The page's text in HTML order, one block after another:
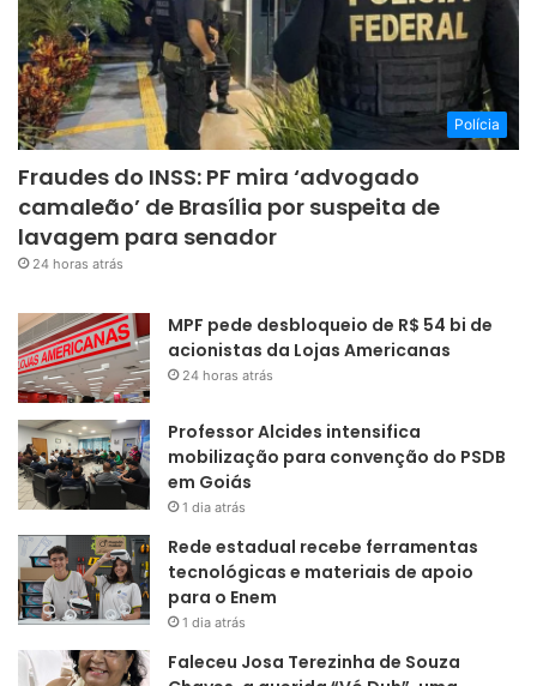
Polícia
Fraudes do INSS: PF mira ‘advogado
camaleão’ de Brasília por suspeita de
lavagem para senador
24 horas atrás
MPF pede desbloqueio de R$ 54 bi de
acionistas da Lojas Americanas
24 horas atrás
Professor Alcides intensifica
mobilização para convenção do PSDB
em Goiás
1 dia atrás
Rede estadual recebe ferramentas
tecnológicas e materiais de apoio
para o Enem
1 dia atrás
Faleceu Josa Terezinha de Souza